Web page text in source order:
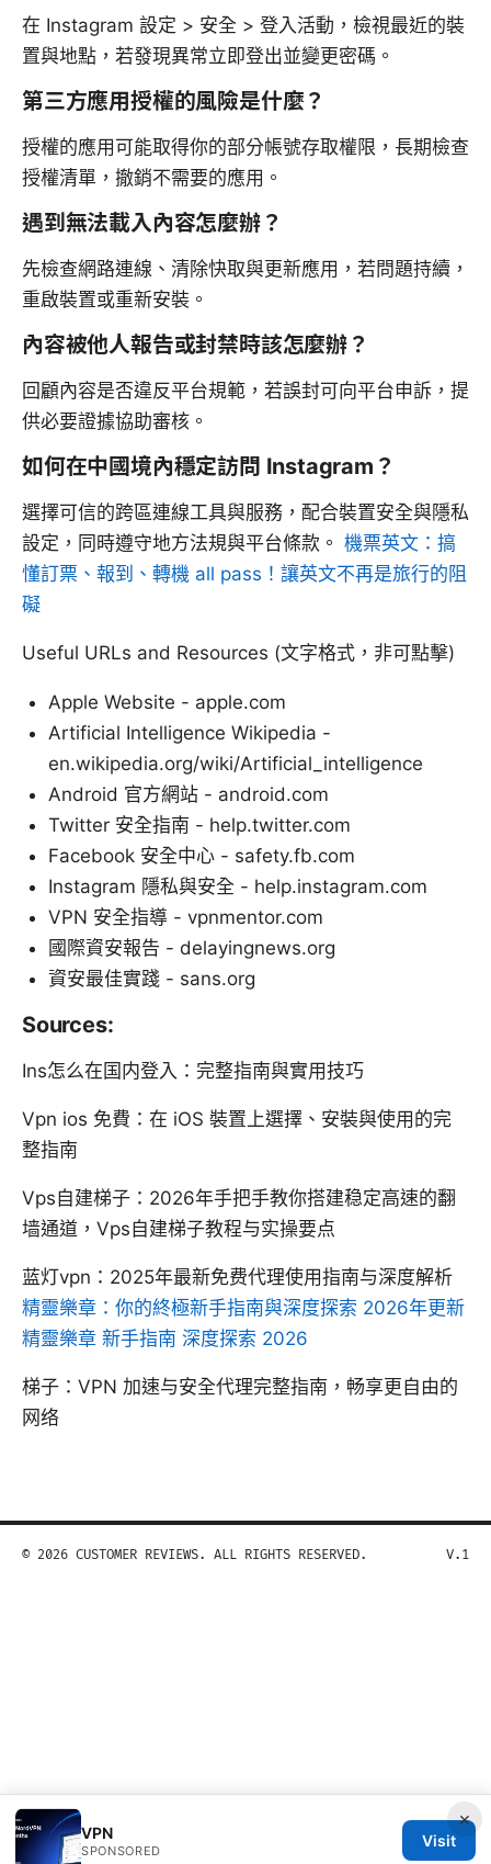
在 Instagram 設定 > 安全 > 登入活動，檢視最近的裝
置與地點，若發現異常立即登出並變更密碼。
第三方應用授權的風險是什麼？
授權的應用可能取得你的部分帳號存取權限，長期檢查
授權清單，撤銷不需要的應用。
遇到無法載入內容怎麼辦？
先檢查網路連線、清除快取與更新應用，若問題持續，
重啟裝置或重新安裝。
內容被他人報告或封禁時該怎麼辦？
回顧內容是否違反平台規範，若誤封可向平台申訴，提
供必要證據協助審核。
如何在中國境內穩定訪問 Instagram？
選擇可信的跨區連線工具與服務，配合裝置安全與隱私
設定，同時遵守地方法規與平台條款。 機票英文：搞
懂訂票、報到、轉機 all pass！讓英文不再是旅行的阻
礙
Useful URLs and Resources (文字格式，非可點擊)
Apple Website - apple.com
Artificial Intelligence Wikipedia -
en.wikipedia.org/wiki/Artificial_intelligence
Android 官方網站 - android.com
Twitter 安全指南 - help.twitter.com
Facebook 安全中心 - safety.fb.com
Instagram 隱私與安全 - help.instagram.com
VPN 安全指導 - vpnmentor.com
國際資安報告 - delayingnews.org
資安最佳實踐 - sans.org
Sources:
Ins怎么在国内登入：完整指南與實用技巧
Vpn ios 免費：在 iOS 裝置上選擇、安裝與使用的完
整指南
Vps自建梯子：2026年手把手教你搭建稳定高速的翻
墙通道，Vps自建梯子教程与实操要点
蓝灯vpn：2025年最新免费代理使用指南与深度解析
精靈樂章：你的終極新手指南與深度探索 2026年更新
精靈樂章 新手指南 深度探索 2026
梯子：VPN 加速与安全代理完整指南，畅享更自由的
网络
×
VPN
SPONSORED
Visit
© 2026 CUSTOMER REVIEWS. ALL RIGHTS RESERVED. V.1